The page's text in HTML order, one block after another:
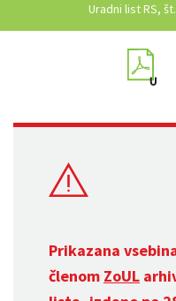
Uradni list RS,
Prikazana
členom ZoUL